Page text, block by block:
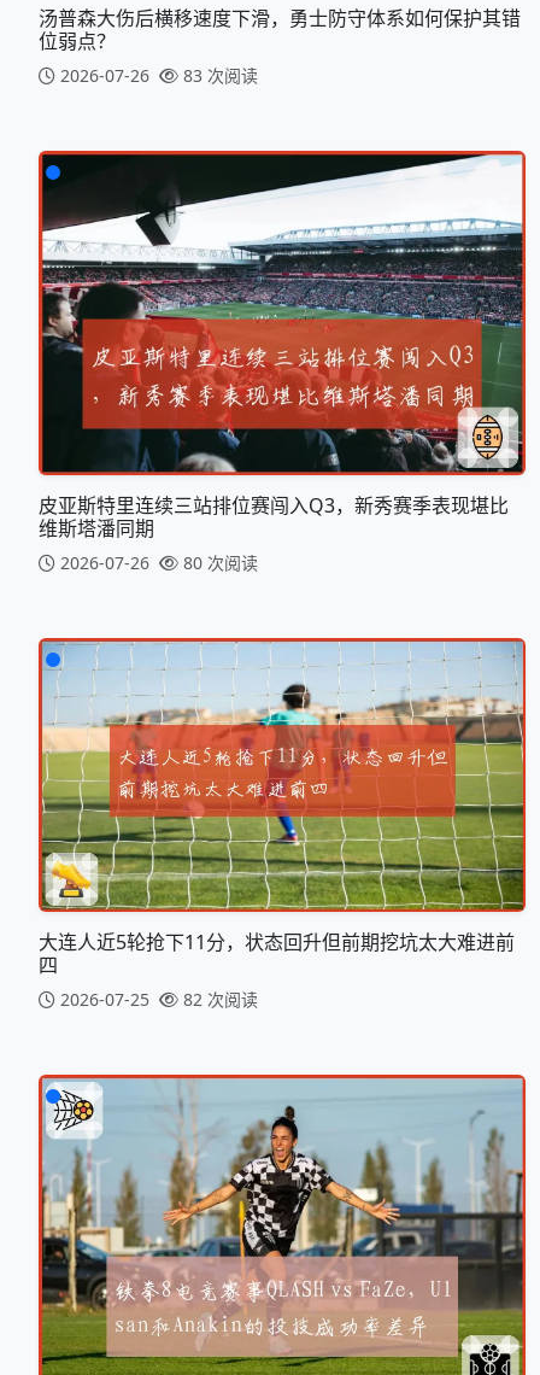
汤普森大伤后横移速度下滑，勇士防守体系如何保护其错
位弱点？
2026-07-26 83 次阅读
皮亚斯特里连续三站排位赛闯入Q3，新秀赛季表现堪比
维斯塔潘同期
2026-07-26 80 次阅读
大连人近5轮抢下11分，状态回升但前期挖坑太大难进前
四
2026-07-25 82 次阅读